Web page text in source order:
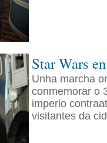
Star Wars
Unha marcha
conmemorar o
imperio
visitantes da